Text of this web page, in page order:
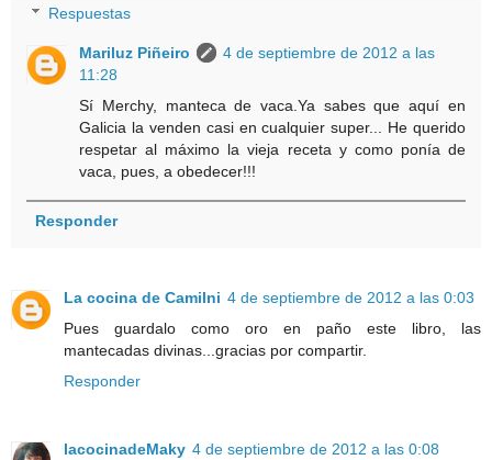
Respuestas
Mariluz Piñeiro
4 de septiembre de 2012 a las
11:28
Sí Merchy, manteca de vaca.Ya sabes que aquí en
Galicia la venden casi en cualquier super... He querido
respetar al máximo la vieja receta y como ponía de
vaca, pues, a obedecer!!!
Responder
La cocina de Camilni 4 de septiembre de 2012 a las 0:03
Pues guardalo como oro en paño este libro, las
mantecadas divinas...gracias por compartir.
Responder
lacocinadeMaky 4 de septiembre de 2012 a las 0:08